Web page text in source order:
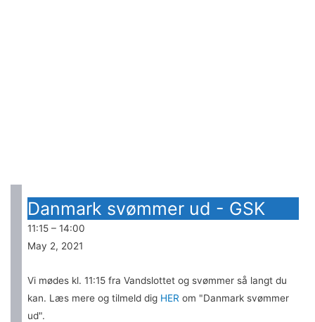
Danmark svømmer ud - GSK
11:15 – 14:00
May 2, 2021
Vi mødes kl. 11:15 fra Vandslottet og svømmer så langt du
kan. Læs mere og tilmeld dig HER om "Danmark svømmer
ud".